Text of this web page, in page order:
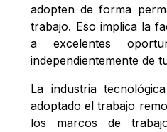
adopten de forma
trabajo. Eso implica la
a excelentes
independientemente de
La industria
adoptado el trabajo
los marcos de